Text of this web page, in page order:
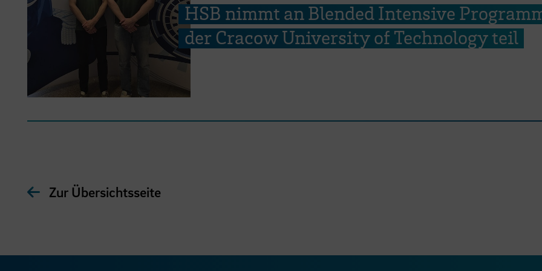
HSB nimmt an Blended Intensive
der Cracow University of Technology teil
Zur Übersichtsseite